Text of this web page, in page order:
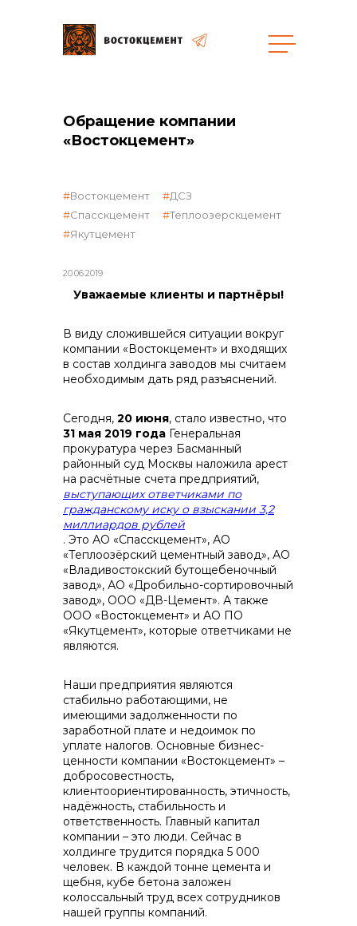
общая информация
объявленные закупки
реализация неликвидов
контакты отдела закупок
Контакты
+7 (423) 234 50 50
info@vostokcement.ru
Обращение компании
«Востокцемент»
20.06.2019
Востокцемент
ДСЗ
Спасскцемент
Теплоозерскцемент
Якутцемент
Уважаемые клиенты и партнёры!
В виду сложившейся ситуации вокруг
компании «Востокцемент» и входящих
в состав холдинга заводов мы считаем
необходимым дать ряд разъяснений.
Сегодня, 20 июня, стало известно, что
31 мая 2019 года Генеральная
прокуратура через Басманный
районный суд Москвы наложила арест
на расчётные счета предприятий,
выступающих ответчиками по
гражданскому иску о взыскании 3,2
миллиардов рублей
. Это АО «Спасскцемент», АО
«Теплоозёрский цементный завод», АО
«Владивостокский бутощебеночный
завод», АО «Дробильно-сортировочный
завод», ООО «ДВ-Цемент». А также
ООО «Востокцемент» и АО ПО
«Якутцемент», которые ответчиками не
являются.
Наши предприятия являются
стабильно работающими, не
имеющими задолженности по
заработной плате и недоимок по
уплате налогов. Основные бизнес-
ценности компании «Востокцемент» –
добросовестность,
клиентоориентированность, этичность,
надёжность, стабильность и
ответственность. Главный капитал
компании – это люди. Сейчас в
холдинге трудится порядка 5 000
человек. В каждой тонне цемента и
щебня, кубе бетона заложен
колоссальный труд всех сотрудников
нашей группы компаний.